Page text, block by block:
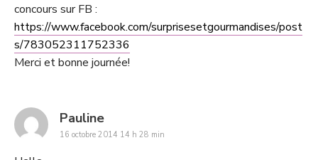
concours sur FB :
https://www.facebook.com/surprisesetgourmandises/post
s/783052311752336
Merci et bonne journée!
Paulinesays:
16 octobre 2014 14 h 28 min